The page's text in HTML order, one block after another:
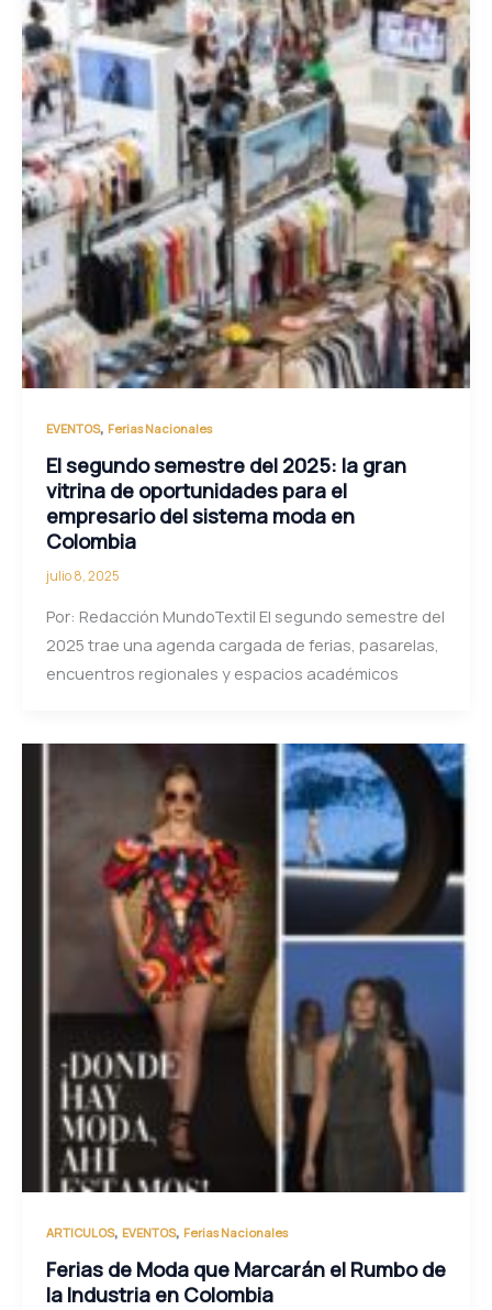
EVENTOS, Ferias Nacionales
El segundo semestre del 2025: la gran
vitrina de oportunidades para el
empresario del sistema moda en
Colombia
julio 8, 2025
Por: Redacción MundoTextil El segundo semestre del
2025 trae una agenda cargada de ferias, pasarelas,
encuentros regionales y espacios académicos
ARTICULOS, EVENTOS, Ferias Nacionales
Ferias de Moda que Marcarán el Rumbo de
la Industria en Colombia